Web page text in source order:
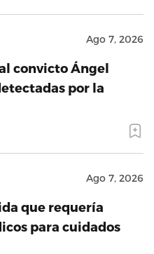
Ago 7, 2026
convicto Ángel
por la
Ago 7, 2026
que requería
para cuidados